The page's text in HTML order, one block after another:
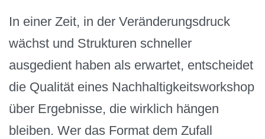
In einer Zeit, in der Veränderungsdruck
wächst und Strukturen schneller
ausgedient haben als erwartet, entscheidet
die Qualität eines Nachhaltigkeitsworkshop
über Ergebnisse, die wirklich hängen
bleiben. Wer das Format dem Zufall